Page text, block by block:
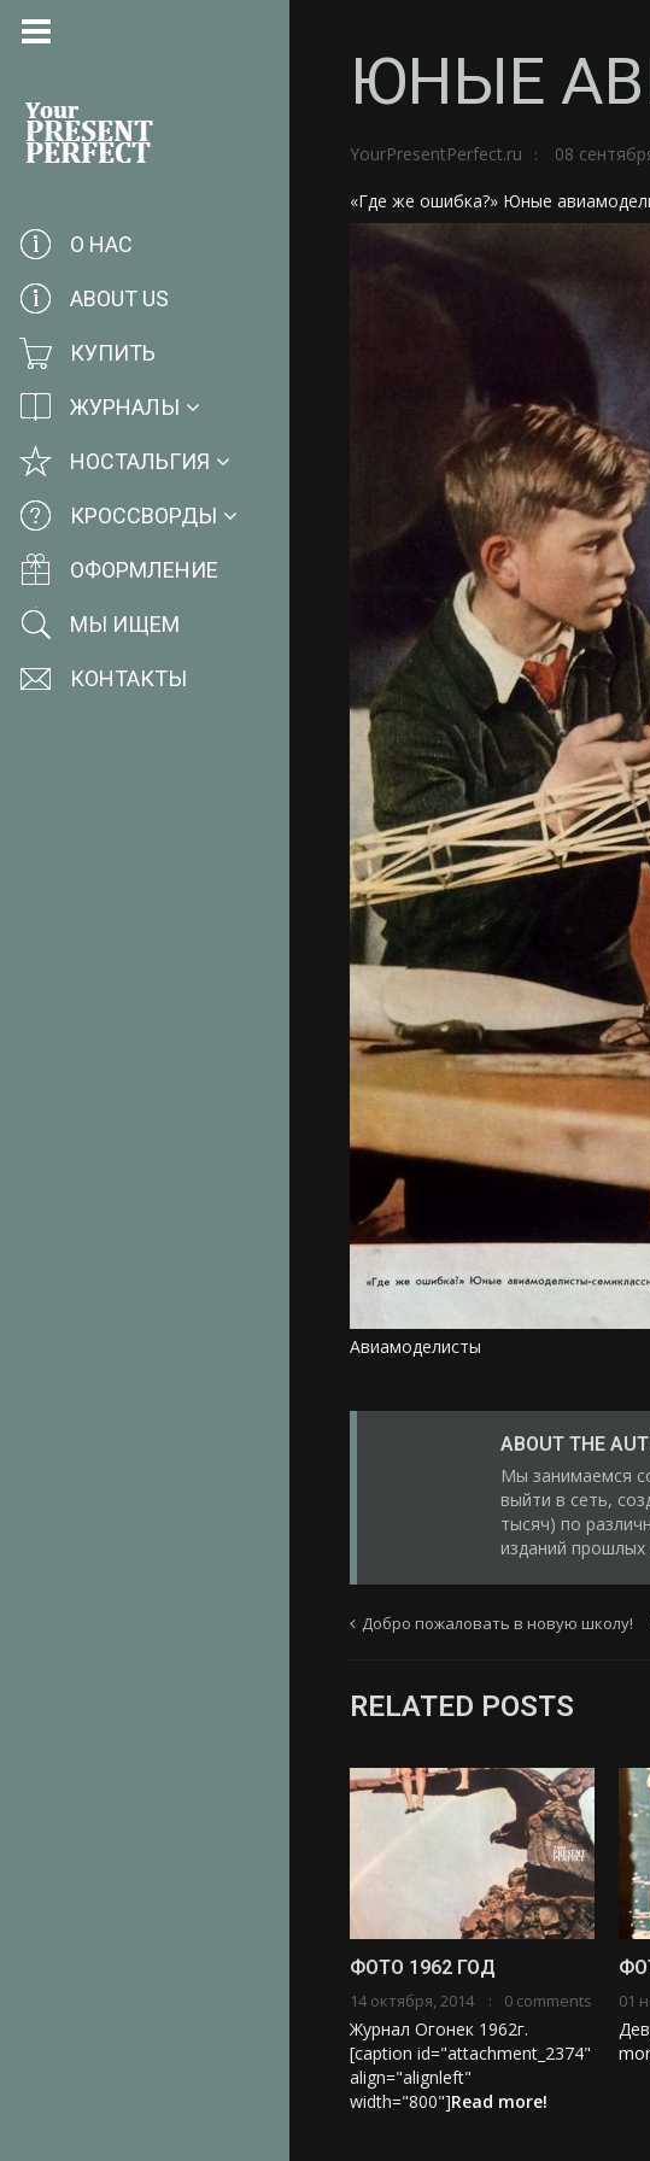
О НАС
ABOUT US
КУПИТЬ
ЖУРНАЛЫ
НОСТАЛЬГИЯ
КРОССВОРДЫ
ОФОРМЛЕНИЕ
МЫ ИЩЕМ
КОНТАКТЫ
ЮНЫЕ
YourPresentPerfect.ru 08
«Где же ошибка?» Юные
Авиамоделисты
ABOUT THE
Мы занимаемся
выйти в сеть,
тысяч) по
изданий прошлых
Добро пожаловать в новую школу!
RELATED POSTS
ФОТО 1962 ГОД
14 октября, 2014 0 comments
Журнал Огонек 1962г.
[caption id="attachment_2374"
align="alignleft"
width="800"]Read more!
01